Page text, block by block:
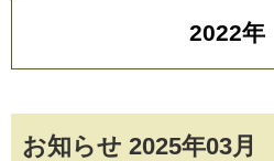
お知らせ 2025年03月
2022年